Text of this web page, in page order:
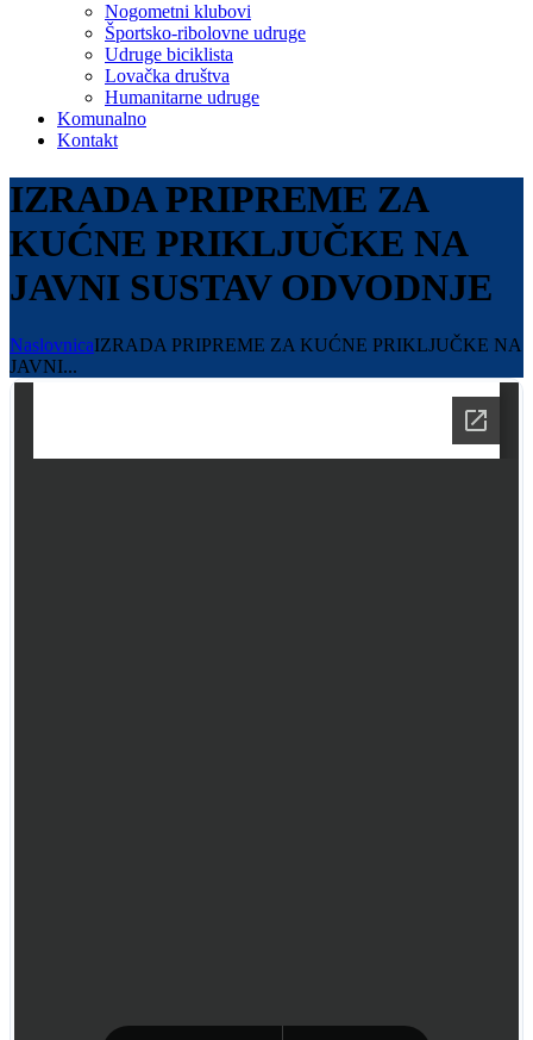
Nogometni klubovi
Športsko-ribolovne udruge
Udruge biciklista
Lovačka društva
Humanitarne udruge
Komunalno
Kontakt
IZRADA PRIPREME ZA
KUĆNE PRIKLJUČKE NA
JAVNI SUSTAV ODVODNJE
NaslovnicaIZRADA PRIPREME ZA KUĆNE PRIKLJUČKE NA
JAVNI...